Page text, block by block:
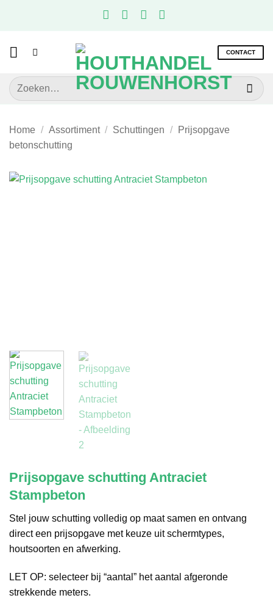
CONTACT
Zoeken
naar:
Home / Assortiment / Schuttingen /
Prijsopgave
betonschutting
Prijsopgave schutting Antraciet
Stampbeton
Stel jouw schutting volledig op maat samen en ontvang
direct een prijsopgave met keuze uit schermtypes,
houtsoorten en afwerking.
LET OP: selecteer bij “aantal” het aantal afgeronde
strekkende meters.